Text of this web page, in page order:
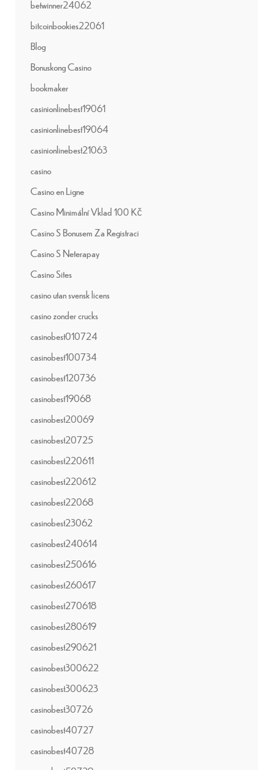
betwinner24062
bitcoinbookies22061
Blog
Bonuskong Casino
bookmaker
casinionlinebest19061
casinionlinebest19064
casinionlinebest21063
casino
Casino en Ligne
Casino Minimální Vklad 100 Kč
Casino S Bonusem Za Registraci
Casino S Neterapay
Casino Sites
casino utan svensk licens
casino zonder crucks
casinobest010724
casinobest100734
casinobest120736
casinobest19068
casinobest20069
casinobest20725
casinobest220611
casinobest220612
casinobest22068
casinobest23062
casinobest240614
casinobest250616
casinobest260617
casinobest270618
casinobest280619
casinobest290621
casinobest300622
casinobest300623
casinobest30726
casinobest40727
casinobest40728